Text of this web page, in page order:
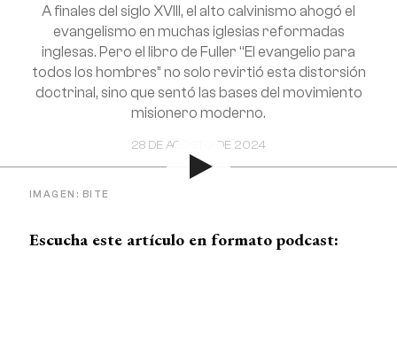
28 DE AGOSTO DE 2024
A finales del siglo XVIII, el alto calvinismo ahogó el
evangelismo en muchas iglesias reformadas
inglesas. Pero el libro de Fuller “El evangelio para
todos los hombres” no solo revirtió esta distorsión
doctrinal, sino que sentó las bases del movimiento
misionero moderno.
IMAGEN: BITE
Escucha este artículo en formato podcast: